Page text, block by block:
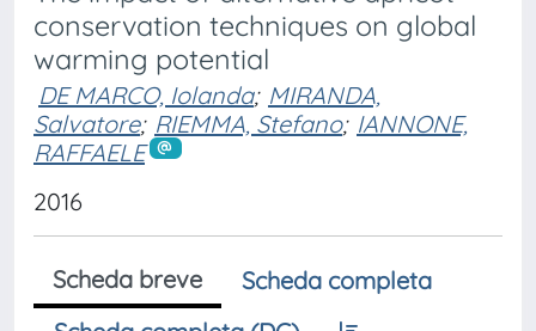
conservation techniques on global
warming potential
DE MARCO, Iolanda; MIRANDA,
Salvatore; RIEMMA, Stefano; IANNONE,
RAFFAELE
2016
Scheda breve
Scheda completa